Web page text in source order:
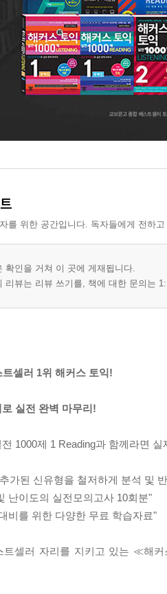
를 위한 공간입니다. 독자들에게 전하
확인을 거쳐 이 곳에 게재됩니다.
리뷰는 리뷰 쓰기를, 책에 대한 문의는
셀러 1위 해커스 토익!
실전 완벽 마무리!
1000제 1 Reading과 함께라면
가된 신유형을 철저하게 분석 및
난이도의 실전모의고사 10회분"
비를 위한 다양한 무료 학습자료"
트셀러 자리를 지키고 있는 ≪해